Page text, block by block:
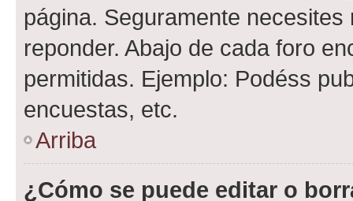
página. Seguramente
reponder. Abajo de cada foro
permitidas. Ejemplo: Podéss
encuestas, etc.
Arriba
¿Cómo se puede editar o